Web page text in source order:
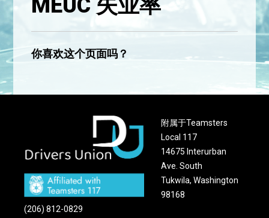
MEUC 失业率
你喜欢这个页面吗？
附属于Teamsters
Local 117
14675 Interurban
Ave. South
Tukwila, Washington
98168
(206) 812-0829